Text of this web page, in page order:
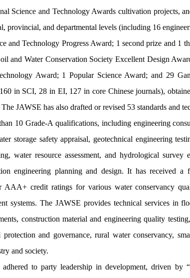
Science and Technology Awards cultivation projects,
provincial, and departmental levels (including 16
and Technology Progress Award; 1 second prize and
and Water Conservation Society Excellent Design
Award; 1 Popular Science Award; and 29
in SCI, 28 in EI, 127 in core Chinese journals),
JAWSE has also drafted or revised 53 standards and
10 Grade-A qualifications, including engineering
storage safety appraisal, geotechnical engineering
water resource assessment, and hydrological
engineering planning and design. It has received
credit ratings for various water conservancy
systems. The JAWSE provides technical services in
construction material and engineering quality
protection and governance, rural water conservancy,
and society.
to party leadership in development, driven by